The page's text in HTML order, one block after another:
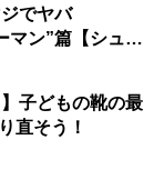
でヤバ
マン”篇【シュー
子どもの靴の最
直そう！